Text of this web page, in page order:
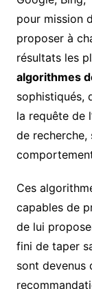
pour mission
proposer à
résultats les
algorithmes
sophistiqués,
la requête de
de recherche,
Ces
capables de
de lui
fini de taper
sont devenus